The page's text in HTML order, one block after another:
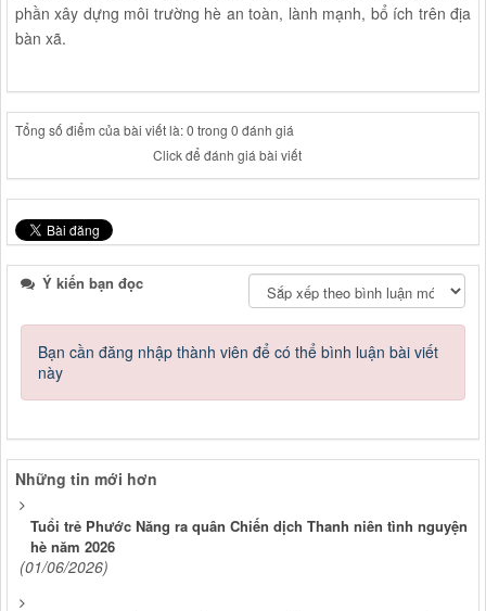
phần xây dựng môi trường hè an toàn, lành mạnh, bổ ích trên địa
bàn xã.
Tổng số điểm của bài viết là: 0 trong 0 đánh giá
Click để đánh giá bài viết
Ý kiến bạn đọc
Bạn cần đăng nhập thành viên để có thể bình luận bài viết
này
Những tin mới hơn
Tuổi trẻ Phước Năng ra quân Chiến dịch Thanh niên tình nguyện
hè năm 2026
(01/06/2026)